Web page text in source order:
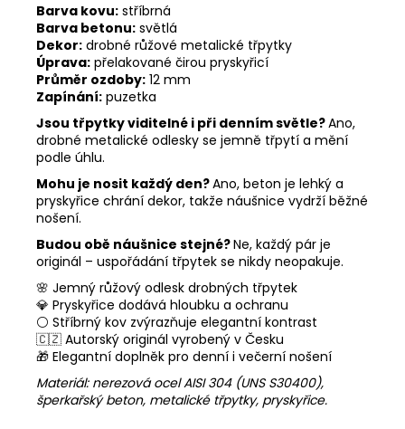
Barva kovu: stříbrná
Barva betonu: světlá
Dekor: drobné růžové metalické třpytky
Úprava: přelakované čirou pryskyřicí
Průměr ozdoby: 12 mm
Zapínání: puzetka
Jsou třpytky viditelné i při denním světle?Ano,
drobné metalické odlesky se jemně třpytí a mění
podle úhlu.
Mohu je nosit každý den?Ano, beton je lehký a
pryskyřice chrání dekor, takže náušnice vydrží běžné
nošení.
Budou obě náušnice stejné?Ne, každý pár je
originál – uspořádání třpytek se nikdy neopakuje.
🌸 Jemný růžový odlesk drobných třpytek
💎 Pryskyřice dodává hloubku a ochranu
⚪ Stříbrný kov zvýrazňuje elegantní kontrast
🇨🇿 Autorský originál vyrobený v Česku
🎁 Elegantní doplněk pro denní i večerní nošení
Materiál: nerezová ocel AISI 304 (UNS S30400),
šperkařský beton, metalické třpytky, pryskyřice.